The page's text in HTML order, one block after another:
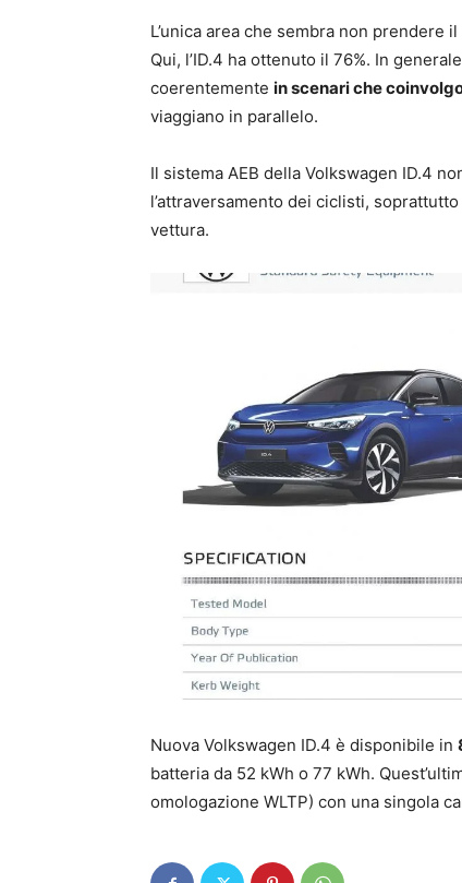
L’unica area che sembra non
Qui, l’ID.4 ha ottenuto il 76%. In
coerentemente in scenari che
viaggiano in parallelo.
Il sistema AEB della Volkswagen ID.4
l’attraversamento dei ciclisti,
vettura.
Nuova Volkswagen ID.4 è disponibile in
batteria da 52 kWh o 77 kWh.
omologazione WLTP) con una singola